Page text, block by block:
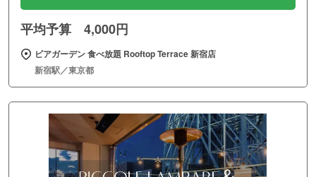
平均予算 4,000円
ビアガーデン 食べ放題 Rooftop Terrace 新宿店
新宿駅／東京都